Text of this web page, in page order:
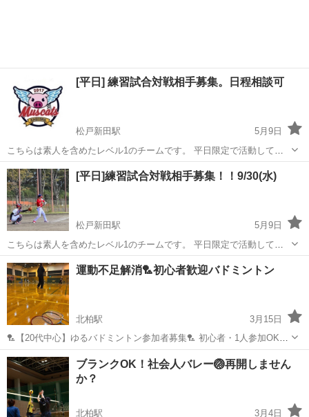
[平日] 練習試合対戦相手募集。日程相談可
松戸新田駅
5月9日
こちらは素人を含めたレベル1のチームです。 平日限定で活動してお
ります。 20代から50代までのバラエティーに富んだチームです。 場
所は流山か松戸を予定しており、こちらで手配いたします。グラウン
ド代は折半で、攻撃側審判。...
千葉 松戸市 松戸新田駅 スポーツ 練習試合
[平日]練習試合対戦相手募集！！9/30(水)
松戸新田駅
5月9日
こちらは素人を含めたレベル1のチームです。 平日限定で活動してお
ります。 20代から50代までのバラエティーに富んだチームです。 場
所は松戸運動公園野球場になります。 時間は11:00〜13:00 グラウンド
代は折半で、...
千葉 松戸市 松戸新田駅 スポーツ 練習試合
運動不足解消🏸初心者歓迎バドミントン
北柏駅
3月15日
🏸【20代中心】ゆるバドミントン参加者募集🏸 初心者・1人参加OK！
運動不足解消やリフレッシュ目的で、 ゆるくバドミントンを楽しんで
います😊 ガチな部活系ではなく、 初心者の方でも楽しめる雰囲気で
す！ 「...
千葉 柏市 北柏駅 スポーツ
ブランクOK！社会人バレー🏐再開しません
か？
北柏駅
3月4日